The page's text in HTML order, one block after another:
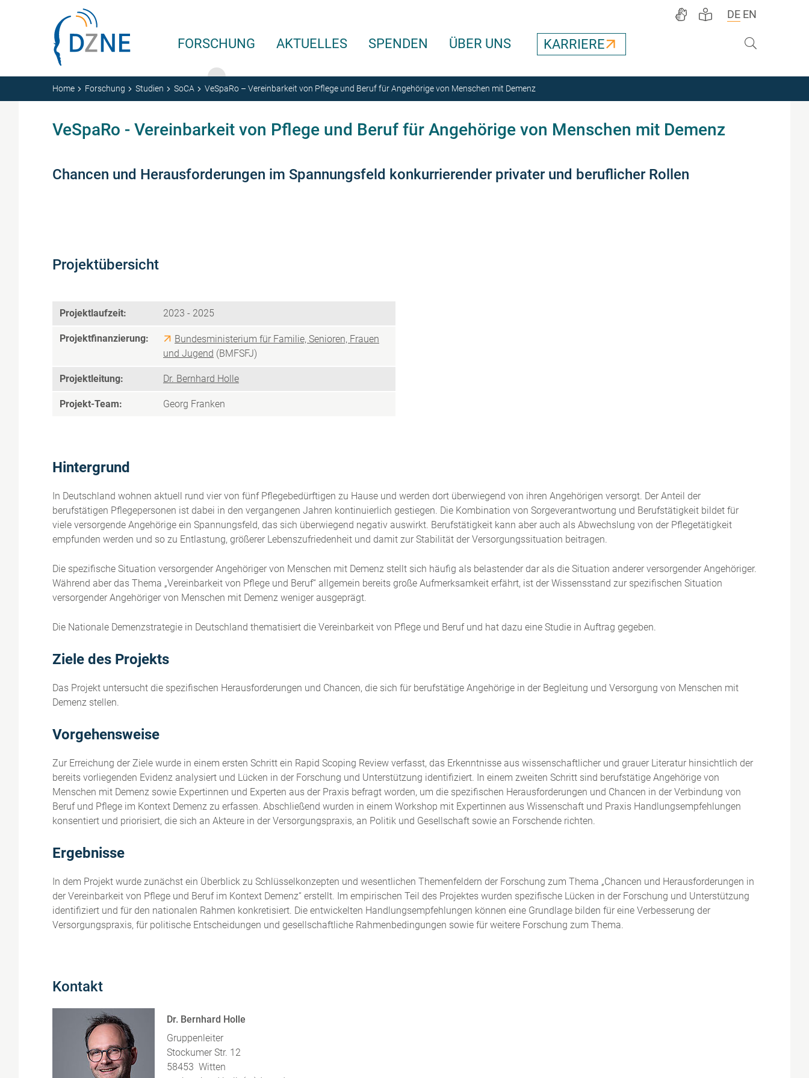
Zum Inhalt springen
FORSCHUNG AKTUELLES SPENDEN ÜBER UNS KARRIERE
DE EN
Home Forschung Studien SoCA VeSpaRo – Vereinbarkeit von Pflege und Beruf für Angehörige von Menschen mit Demenz
VeSpaRo - Vereinbarkeit von Pflege und Beruf für Angehörige von Menschen mit Demenz
Chancen und Herausforderungen im Spannungsfeld konkurrierender privater und beruflicher Rollen
Projektübersicht
Projektlaufzeit: 2023 - 2025
Projektfinanzierung:
Bundesministerium für Familie, Senioren, Frauen
und Jugend (BMFSFJ)
Projektleitung: Dr. Bernhard Holle
Projekt-Team: Georg Franken
Hintergrund
In Deutschland wohnen aktuell rund vier von fünf Pflegebedürftigen zu Hause und werden dort überwiegend von ihren Angehörigen versorgt. Der Anteil der
berufstätigen Pflegepersonen ist dabei in den vergangenen Jahren kontinuierlich gestiegen. Die Kombination von Sorgeverantwortung und Berufstätigkeit bildet für
viele versorgende Angehörige ein Spannungsfeld, das sich überwiegend negativ auswirkt. Berufstätigkeit kann aber auch als Abwechslung von der Pflegetätigkeit
empfunden werden und so zu Entlastung, größerer Lebenszufriedenheit und damit zur Stabilität der Versorgungssituation beitragen.
Die spezifische Situation versorgender Angehöriger von Menschen mit Demenz stellt sich häufig als belastender dar als die Situation anderer versorgender Angehöriger.
Während aber das Thema „Vereinbarkeit von Pflege und Beruf“ allgemein bereits große Aufmerksamkeit erfährt, ist der Wissensstand zur spezifischen Situation
versorgender Angehöriger von Menschen mit Demenz weniger ausgeprägt.
Die Nationale Demenzstrategie in Deutschland thematisiert die Vereinbarkeit von Pflege und Beruf und hat dazu eine Studie in Auftrag gegeben.
Ziele des Projekts
Das Projekt untersucht die spezifischen Herausforderungen und Chancen, die sich für berufstätige Angehörige in der Begleitung und Versorgung von Menschen mit
Demenz stellen.
Vorgehensweise
Zur Erreichung der Ziele wurde in einem ersten Schritt ein Rapid Scoping Review verfasst, das Erkenntnisse aus wissenschaftlicher und grauer Literatur hinsichtlich der
bereits vorliegenden Evidenz analysiert und Lücken in der Forschung und Unterstützung identifiziert. In einem zweiten Schritt sind berufstätige Angehörige von
Menschen mit Demenz sowie Expertinnen und Experten aus der Praxis befragt worden, um die spezifischen Herausforderungen und Chancen in der Verbindung von
Beruf und Pflege im Kontext Demenz zu erfassen. Abschließend wurden in einem Workshop mit Expertinnen aus Wissenschaft und Praxis Handlungsempfehlungen
konsentiert und priorisiert, die sich an Akteure in der Versorgungspraxis, an Politik und Gesellschaft sowie an Forschende richten.
Ergebnisse
In dem Projekt wurde zunächst ein Überblick zu Schlüsselkonzepten und wesentlichen Themenfeldern der Forschung zum Thema „Chancen und Herausforderungen in
der Vereinbarkeit von Pflege und Beruf im Kontext Demenz“ erstellt. Im empirischen Teil des Projektes wurden spezifische Lücken in der Forschung und Unterstützung
identifiziert und für den nationalen Rahmen konkretisiert. Die entwickelten Handlungsempfehlungen können eine Grundlage bilden für eine Verbesserung der
Versorgungspraxis, für politische Entscheidungen und gesellschaftliche Rahmenbedingungen sowie für weitere Forschung zum Thema.
Kontakt
Dr. Bernhard Holle
Gruppenleiter
Stockumer Str. 12
58453 Witten